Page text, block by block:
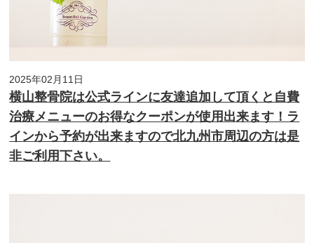
2025年02月11日
横山整骨院は公式ラインに友達追加して頂くと自費
治療メニューのお得なクーポンが使用出来ます！ラ
インから予約が出来ますので北九州市周辺の方は是
非ご利用下さい。